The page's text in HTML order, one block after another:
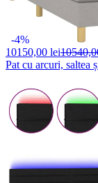
-4%
10150,00 lei
Pat cu arcuri, saltea